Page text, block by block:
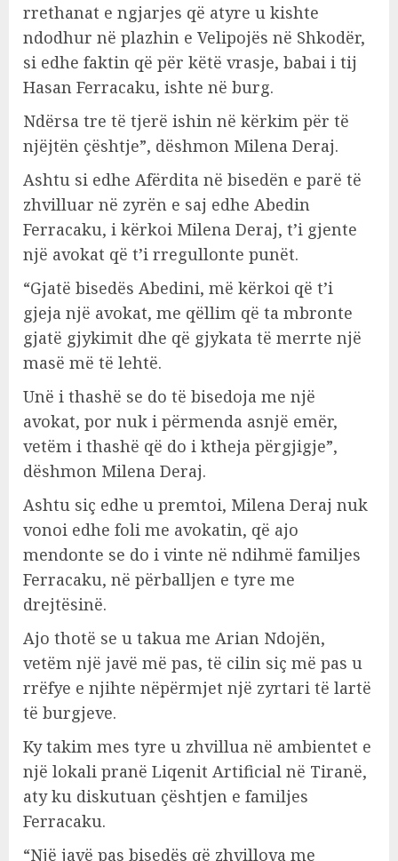
rrethanat e ngjarjes që atyre u kishte
ndodhur në plazhin e Velipojës në Shkodër,
si edhe faktin që për këtë vrasje, babai i tij
Hasan Ferracaku, ishte në burg.
Ndërsa tre të tjerë ishin në kërkim për të
njëjtën çështje”, dëshmon Milena Deraj.
Ashtu si edhe Afërdita në bisedën e parë të
zhvilluar në zyrën e saj edhe Abedin
Ferracaku, i kërkoi Milena Deraj, t’i gjente
një avokat që t’i rregullonte punët.
“Gjatë bisedës Abedini, më kërkoi që t’i
gjeja një avokat, me qëllim që ta mbronte
gjatë gjykimit dhe që gjykata të merrte një
masë më të lehtë.
Unë i thashë se do të bisedoja me një
avokat, por nuk i përmenda asnjë emër,
vetëm i thashë që do i ktheja përgjigje”,
dëshmon Milena Deraj.
Ashtu siç edhe u premtoi, Milena Deraj nuk
vonoi edhe foli me avokatin, që ajo
mendonte se do i vinte në ndihmë familjes
Ferracaku, në përballjen e tyre me
drejtësinë.
Ajo thotë se u takua me Arian Ndojën,
vetëm një javë më pas, të cilin siç më pas u
rrëfye e njihte nëpërmjet një zyrtari të lartë
të burgjeve.
Ky takim mes tyre u zhvillua në ambientet e
një lokali pranë Liqenit Artificial në Tiranë,
aty ku diskutuan çështjen e familjes
Ferracaku.
“Një javë pas bisedës që zhvillova me